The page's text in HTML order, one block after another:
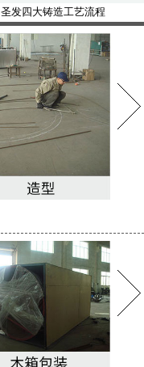
圣发四大铸造工艺流程